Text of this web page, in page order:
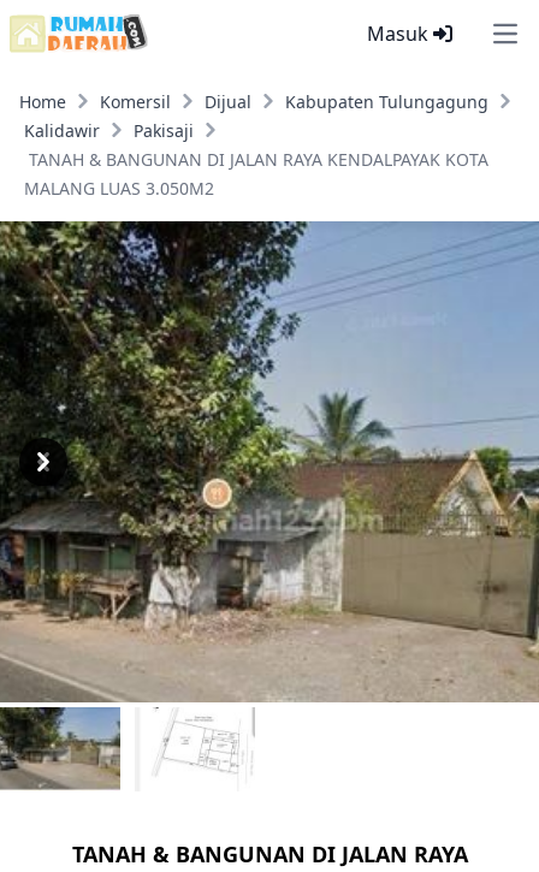
Masuk
Home Komersil Dijual
Kabupaten Tulungagung
Kalidawir
Pakisaji
TANAH & BANGUNAN DI JALAN RAYA KENDALPAYAK KOTA
MALANG LUAS 3.050M2
Previous
Next
TANAH & BANGUNAN DI JALAN RAYA